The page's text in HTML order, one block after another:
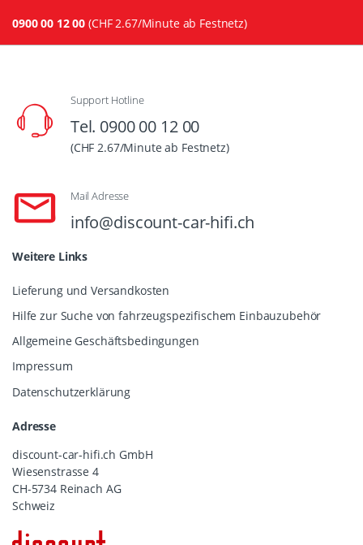
0900 00 12 00 (CHF 2.67/Minute ab Festnetz)
Support Hotline
Tel. 0900 00 12 00
(CHF 2.67/Minute ab Festnetz)
Mail Adresse
info@discount-car-hifi.ch
Weitere Links
Lieferung und Versandkosten
Hilfe zur Suche von fahrzeugspezifischem Einbauzubehör
Allgemeine Geschäftsbedingungen
Impressum
Datenschutzerklärung
Adresse
discount-car-hifi.ch GmbH
Wiesenstrasse 4
CH-5734 Reinach AG
Schweiz